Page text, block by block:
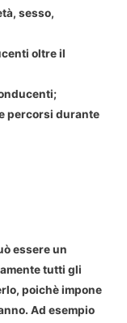
sesso,
oltre il
percorsi durante
essere un
tutti gli
poichè impone
Ad esempio